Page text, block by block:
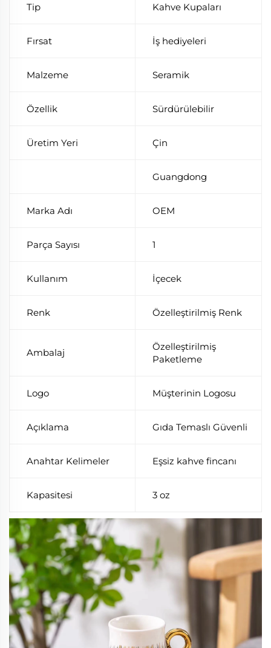
Tip Kahve Kupaları
Fırsat İş hediyeleri
Malzeme Seramik
Özellik Sürdürülebilir
Üretim Yeri Çin
Guangdong
Marka Adı OEM
Parça Sayısı 1
Kullanım İçecek
Renk Özelleştirilmiş Renk
Ambalaj
Özelleştirilmiş
Paketleme
Logo Müşterinin Logosu
Açıklama Gıda Temaslı Güvenli
Anahtar Kelimeler Eşsiz kahve fincanı
Kapasitesi 3 oz